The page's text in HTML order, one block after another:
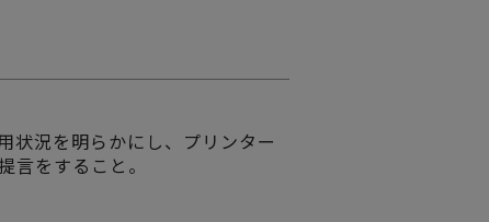
状況を明らかにし、プリンター
をすること。